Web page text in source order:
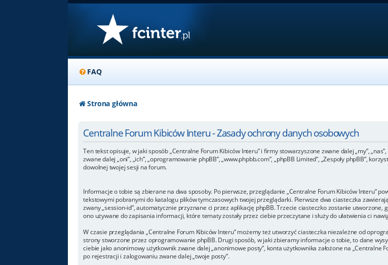
FAQ
Strona główna
Centralne Forum Kibiców Interu - Zasady ochrony danych osobowych
Ten tekst opisuje, w jaki sposób „Centralne Forum Kibiców Interu” i firmy stowarzyszone zwane dalej „my”,
zwane dalej „oni”, „ich”, „oprogramowanie phpBB”, „www.phpbb.com”, „phpBB Limited”, „Zespoły phpBB”,
dowolnej twojej sesji na forum.
Informacje o tobie są zbierane na dwa sposoby. Po pierwsze, przeglądanie „Centralne Forum Kibiców Interu”
tekstowymi pobranymi do katalogu plików tymczasowych twojej przeglądarki. Pierwsze dwa ciasteczka
zwany „session-id”, automatycznie przyznane ci przez aplikację phpBB. Trzecie ciasteczko zostanie
ono używane do zapisania informacji, które tematy zostały przez ciebie przeczytane i służy do ułatwienia ci
W czasie przeglądania „Centralne Forum Kibiców Interu” możemy też utworzyć ciasteczka niezależne od
strony stworzone przez oprogramowanie phpBB. Drugi sposób, w jaki zbieramy informacje o tobie, to dane
ciebie jako anonimowy użytkownik zwane dalej „anonimowe posty”, konta użytkownika założone na „Centralne
po rejestracji i zalogowaniu zwane dalej „twoje posty”.